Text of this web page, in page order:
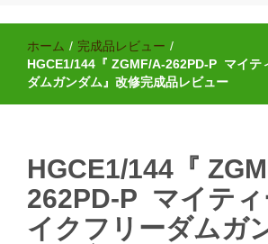
ホーム / 完成品レビュー /
HGCE1/144『 ZGMF/A-262PD-P マイテ
ダムガンダム』改修完成品レビュー
HGCE1/144『
262PD-P マイティ
イクフリーダムガ